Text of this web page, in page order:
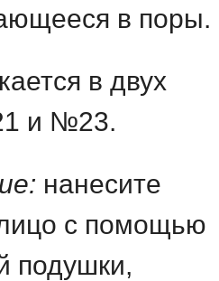
в поры.
в двух
и №23.
нанесите
с помощью
подушки,